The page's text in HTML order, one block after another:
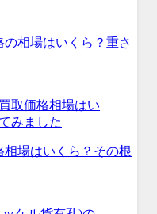
相場はいくら？重さ
場はいくら？その根